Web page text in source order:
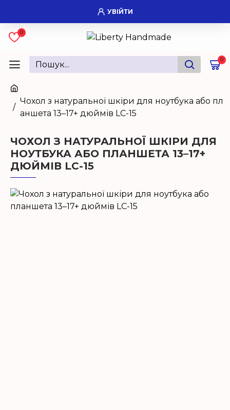
УВІЙТИ
0
0
Чохол з натуральної шкіри для ноутбука або пл
аншета 13–17+ дюймів LC-15
ЧОХОЛ З НАТУРАЛЬНОЇ ШКІРИ ДЛЯ
НОУТБУКА АБО ПЛАНШЕТА 13–17+
ДЮЙМІВ LC-15